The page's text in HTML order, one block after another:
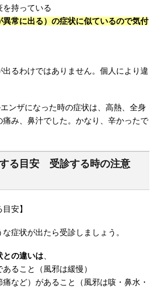
を持っている
異常に出る）の症状に似ているので気付
るわけではありません。個人により違
ンザになった時の症状は、高熱、全身
痛み、鼻汁でした。かなり、辛かったで
る目安 受診する時の注意
安】
な症状が出たら受診しましょう。
との違いは
あること（風邪は緩慢）
痛など）があること（風邪は咳・鼻水・